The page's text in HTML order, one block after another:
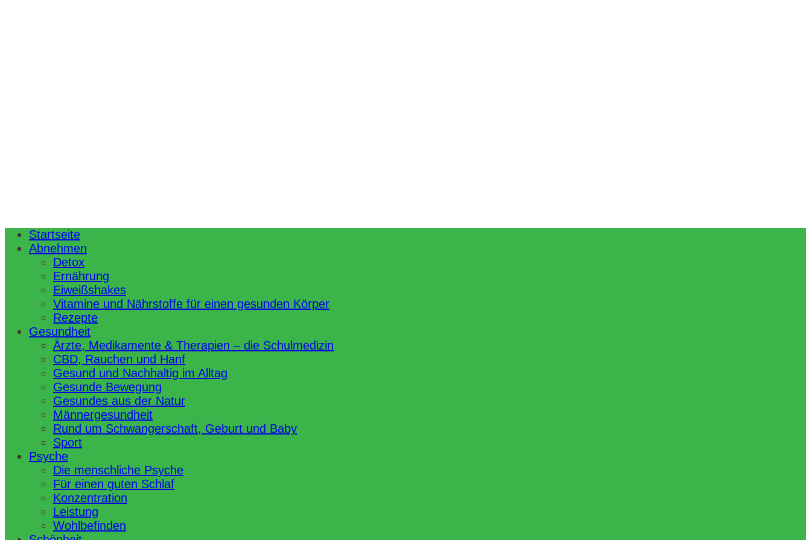
Startseite
Abnehmen
Detox
Ernährung
Eiweißshakes
Vitamine und Nährstoffe für einen gesunden Körper
Rezepte
Gesundheit
Ärzte, Medikamente & Therapien – die Schulmedizin
CBD, Rauchen und Hanf
Gesund und Nachhaltig im Alltag
Gesunde Bewegung
Gesundes aus der Natur
Männergesundheit
Rund um Schwangerschaft, Geburt und Baby
Sport
Psyche
Die menschliche Psyche
Für einen guten Schlaf
Konzentration
Leistung
Wohlbefinden